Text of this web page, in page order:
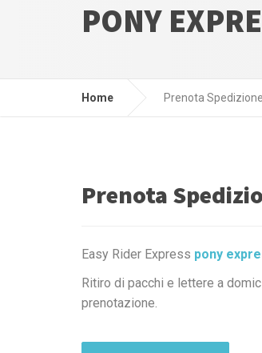
PONY
Home Prenota
Prenota
Easy Rider Express pony
Ritiro di pacchi e lettere a
prenotazione.